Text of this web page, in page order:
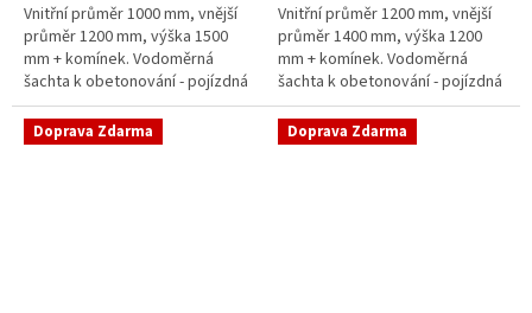
Vnitřní průměr 1000 mm, vnější
průměr 1200 mm, výška 1500
mm + komínek. Vodoměrná
šachta k obetonování - pojízdná
i pod parkovací stáníStandardní
prostupy šachty DN32 (jiné na...
Vnitřní průměr 1200 mm, vnější
průměr 1400 mm, výška 1200
mm + komínek. Vodoměrná
šachta k obetonování - pojízdná
i pod parkovací stáníStandardní
prostupy šachty DN32 (jiné na...
Doprava Zdarma Doprava Zdarma